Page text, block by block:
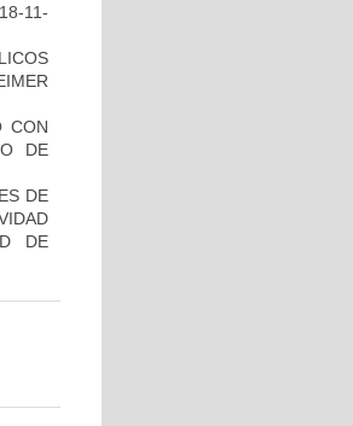
11-
CON
DE
DE
DE